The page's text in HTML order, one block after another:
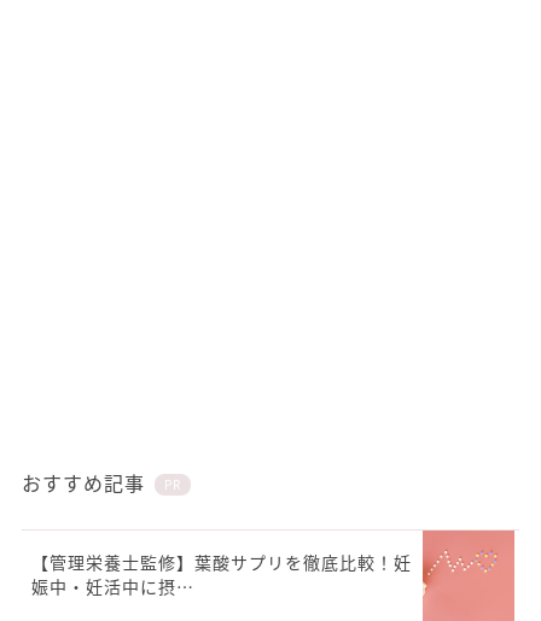
おすすめ記事 PR
【管理栄養士監修】葉酸サプリを徹底比較！妊
娠中・妊活中に摂…